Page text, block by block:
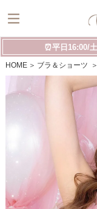
⏰平日16:00/
HOME ブラ＆ショーツ